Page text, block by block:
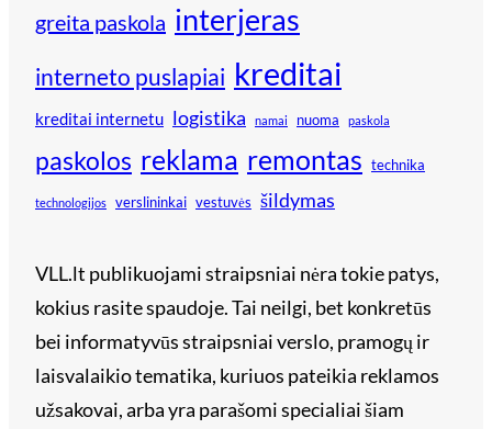
greita paskola interjeras
interneto puslapiai kreditai
kreditai internetu logistika namai nuoma paskola
paskolos reklama remontas technika
technologijos verslininkai vestuvės šildymas
VLL.lt publikuojami straipsniai nėra tokie patys,
kokius rasite spaudoje. Tai neilgi, bet konkretūs
bei informatyvūs straipsniai verslo, pramogų ir
laisvalaikio tematika, kuriuos pateikia reklamos
užsakovai, arba yra parašomi specialiai šiam